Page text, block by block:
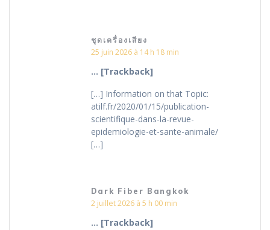
ชุดเครื่องเสียง
25 juin 2026 à 14 h 18 min
… [Trackback]
[…] Information on that Topic:
atilf.fr/2020/01/15/publication-
scientifique-dans-la-revue-
epidemiologie-et-sante-animale/
[…]
Dark Fiber Bangkok
2 juillet 2026 à 5 h 00 min
… [Trackback]